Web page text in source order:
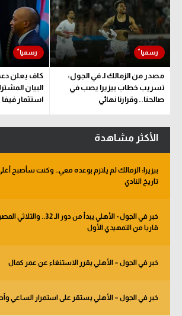
مصدر من الزمالك لـ في الجول:
تسريب خطاب بيزيرا يصب في
صالحنا.. وقرارنا نهائي
كاف يعلن دعم
البيان
استثمار فيفا
الأكثر مشاهدة
بيزيرا: الزمالك لم يلتزم بوعده معي.. وكنت سأصبح
تاريخ النادي
خبر في الجول - الأهلي يبدأ من دور
قاريا من التمهيدي الأول
خبر في الجول – الأهلي يقرر الاستنغاء عن عمر كمال
خبر في الجول – الأهلي يستقر على استمرار الساعي